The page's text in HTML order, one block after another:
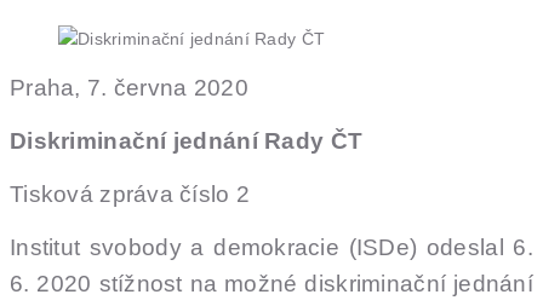
Praha, 7. června 2020
Diskriminační jednání Rady ČT
Tisková zpráva číslo 2
Institut svobody a demokracie (ISDe) odeslal 6.
6. 2020 stížnost na možné diskriminační jednání